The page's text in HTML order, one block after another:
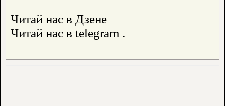
Читай нас в Дзене
Читай нас в telegram .